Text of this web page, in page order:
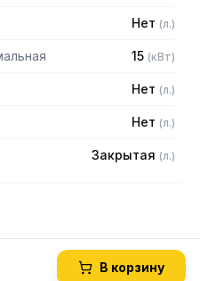
Нет (л.)
15 (кВт)
Нет (л.)
Нет (л.)
Закрытая (л.)
В корзину